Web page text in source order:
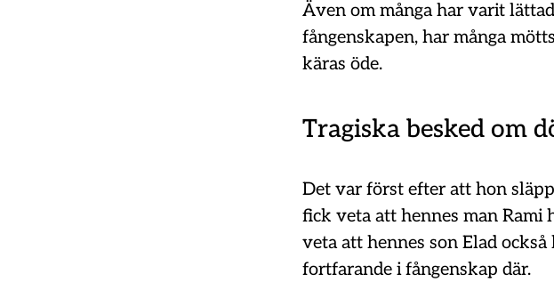
Även om många har varit
fångenskapen, har många
käras öde.
Tragiska besked om
Det var först efter att hon
fick veta att hennes man Rami
veta att hennes son Elad
fortfarande i fångenskap där.